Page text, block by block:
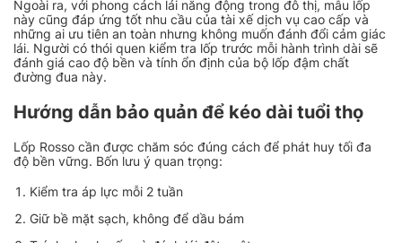
Ngoài ra, với phong cách lái năng động trong đô thị, mẫu lốp
này cũng đáp ứng tốt nhu cầu của tài xế dịch vụ cao cấp và
những ai ưu tiên an toàn nhưng không muốn đánh đổi cảm giác
lái. Người có thói quen kiểm tra lốp trước mỗi hành trình dài sẽ
đánh giá cao độ bền và tính ổn định của bộ lốp đậm chất
đường đua này.
Hướng dẫn bảo quản để kéo dài tuổi thọ
Lốp Rosso cần được chăm sóc đúng cách để phát huy tối đa
độ bền vững. Bốn lưu ý quan trọng:
Kiểm tra áp lực mỗi 2 tuần
Giữ bề mặt sạch, không để dầu bám